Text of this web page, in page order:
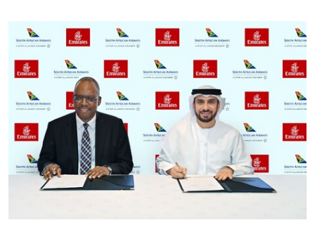
let. Většina lidí vnímá rákos jen jako obyčejnou kulisu
letního koupání. Stačí se však podívat